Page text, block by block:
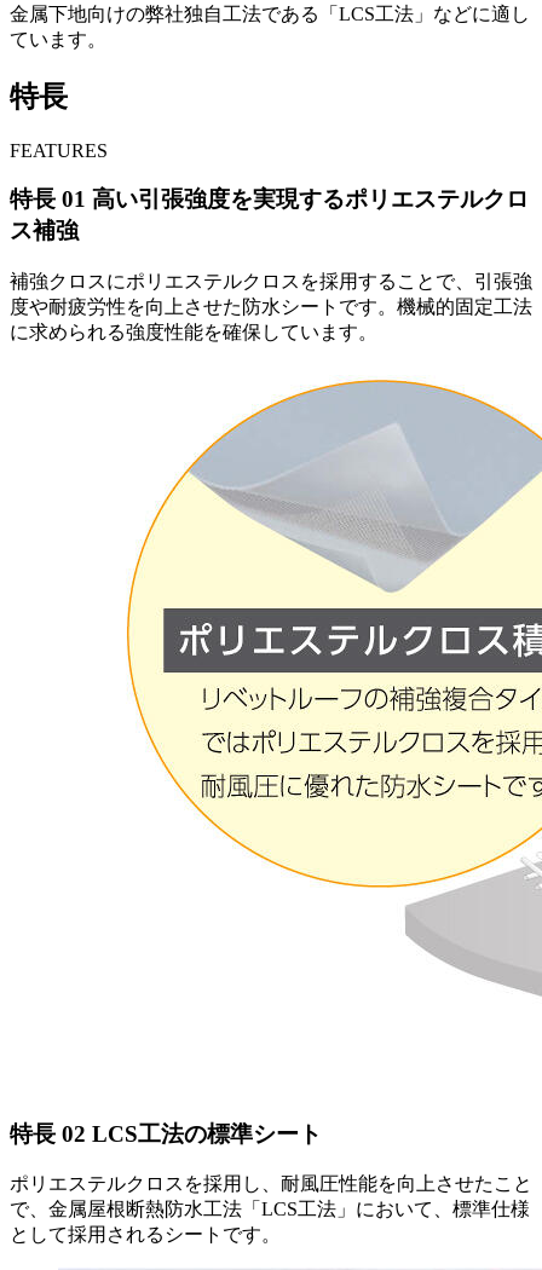
金属下地向けの弊社独自工法である「LCS工法」などに適し
ています。
特長
FEATURES
特長 01 高い引張強度を実現するポリエステルクロ
ス補強
補強クロスにポリエステルクロスを採用することで、引張強
度や耐疲労性を向上させた防水シートです。機械的固定工法
に求められる強度性能を確保しています。
特長 02 LCS工法の標準シート
ポリエステルクロスを採用し、耐風圧性能を向上させたこと
で、金属屋根断熱防水工法「LCS工法」において、標準仕様
として採用されるシートです。